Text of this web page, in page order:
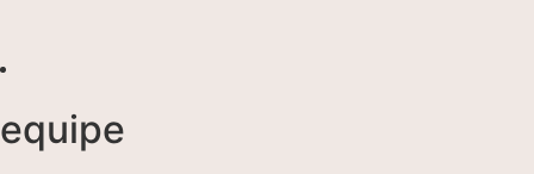
equipe